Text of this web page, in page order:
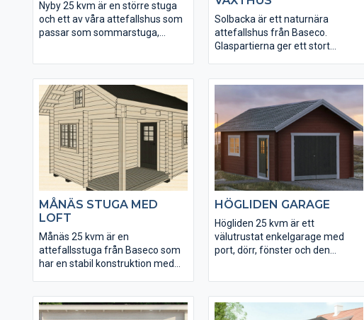
Nyby 25 kvm är en större stuga
och ett av våra attefallshus som
passar som sommarstuga,
vare loftet ligger golvytan på hela
35 kvm vilket ger gott om
utrymme. Konstruktionen och
virkeskvaliteten är lika gedigen
som i Basecos övriga sortiment
av små hus och förråd. Fönster
och ytterdörr levereras isolerade.
Solbacka är ett naturnära
attefallshus från Baseco.
Glaspartierna ger ett stort
självförsörjande på el genom
solpaneler. Den inglasade delen
passar perfekt som växthus eller
uterum. Till Solbacka har vi
många tillval och tillbehör, som
gör det lätt att göra stugan till din
egen. Inklusive loftet får du en
total golvyta på 35 kvm.
MÅNÄS STUGA MED
LOFT
Månäs 25 kvm är en
attefallsstuga från Baseco som
har en stabil konstruktion med
altan och rymligt loft inne.
Stugan har en spännande
HÖGLIDEN GARAGE
Högliden 25 kvm är ett
välutrustat enkelgarage med
port, dörr, fönster och den
obehandlad i rejäla dimensioner
och stabil konstruktion.